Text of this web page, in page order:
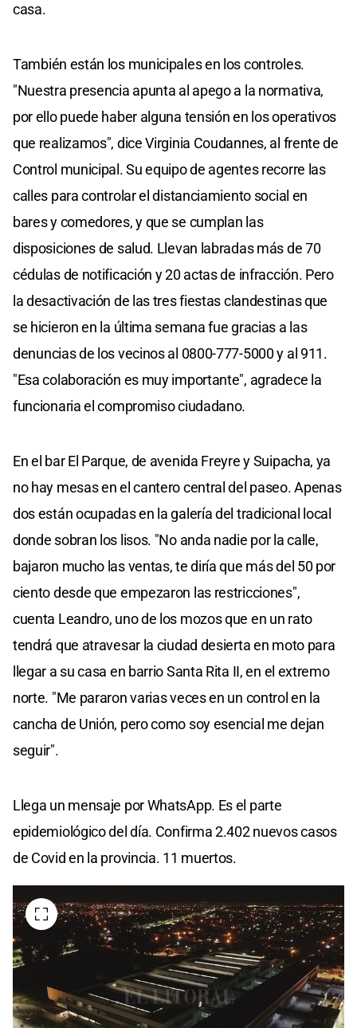
casa.
También están los municipales en los controles.
"Nuestra presencia apunta al apego a la normativa,
por ello puede haber alguna tensión en los operativos
que realizamos", dice Virginia Coudannes, al frente de
Control municipal. Su equipo de agentes recorre las
calles para controlar el distanciamiento social en
bares y comedores, y que se cumplan las
disposiciones de salud. Llevan labradas más de 70
cédulas de notificación y 20 actas de infracción. Pero
la desactivación de las tres fiestas clandestinas que
se hicieron en la última semana fue gracias a las
denuncias de los vecinos al 0800-777-5000 y al 911.
"Esa colaboración es muy importante", agradece la
funcionaria el compromiso ciudadano.
En el bar El Parque, de avenida Freyre y Suipacha, ya
no hay mesas en el cantero central del paseo. Apenas
dos están ocupadas en la galería del tradicional local
donde sobran los lisos. "No anda nadie por la calle,
bajaron mucho las ventas, te diría que más del 50 por
ciento desde que empezaron las restricciones",
cuenta Leandro, uno de los mozos que en un rato
tendrá que atravesar la ciudad desierta en moto para
llegar a su casa en barrio Santa Rita II, en el extremo
norte. "Me pararon varias veces en un control en la
cancha de Unión, pero como soy esencial me dejan
seguir".
Llega un mensaje por WhatsApp. Es el parte
epidemiológico del día. Confirma 2.402 nuevos casos
de Covid en la provincia. 11 muertos.